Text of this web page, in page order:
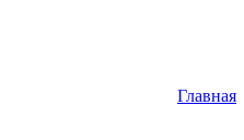
Главная